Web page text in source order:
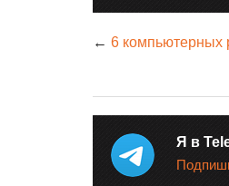
← 6 компьютерных
Я в